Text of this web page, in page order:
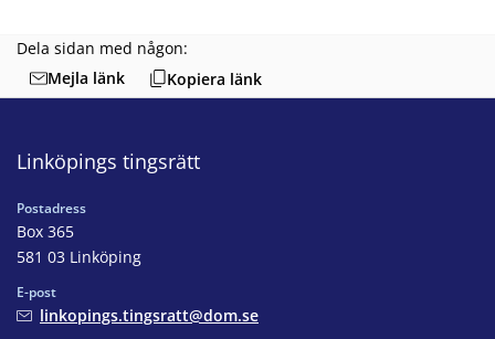
Dela sidan med någon:
Mejla länk
Kopiera länk
Linköpings tingsrätt
Postadress
Box 365
581 03 Linköping
E-post
linkopings.tingsratt@dom.se